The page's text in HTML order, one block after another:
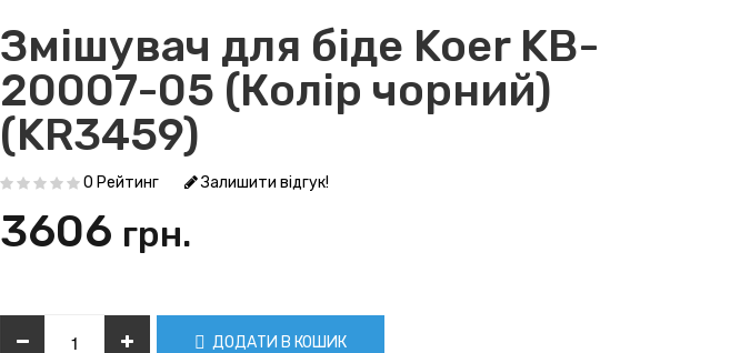
Змішувач для біде Koer KB-
20007-05 (Колір чорний)
(KR3459)
0 Рейтинг Залишити відгук!
3606 грн.
ДОДАТИ В КОШИК